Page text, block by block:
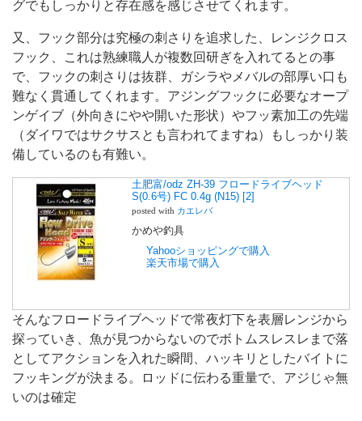
グでもしっかりと存在感を感じさせてくれます。
又、フック部分は究極の刺さりを追求した、レンジクロス
フック、これは熟練職人が複数回研ぎを入れてるとの事
で、フックの刺さりは抜群、ガシラやメバルの部厚い口も
難なく貫通してくれます。アジングフックに必要なオープ
ンゲイブ（外向きにやや開いた形状）やフッ素加工の先端
（ダイワではサクサスとも言われてますね）もしっかり装
備しているのも有難い。
土肥富/odz ZH-39 フロードライブヘッド
S(0.6号) FC 0.4g (N15) [2]
posted with カエレバ
かめや釣具
Yahooショッピングで購入
楽天市場で購入
そんなフロードライブヘッドで常夜灯下を表層レンジから
探っていき、魚が見つからないのでボトムスレスレまで落
としてアクションを入れた瞬間、ハッキリとしたバイトに
フッキングが決まる。ロッドに伝わる重量で、アジじゃ無
いのは確定